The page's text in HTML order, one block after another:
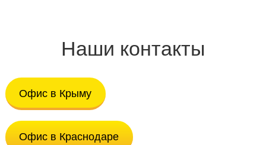
Наши контакты
Офис в Крыму
Офис в Краснодаре